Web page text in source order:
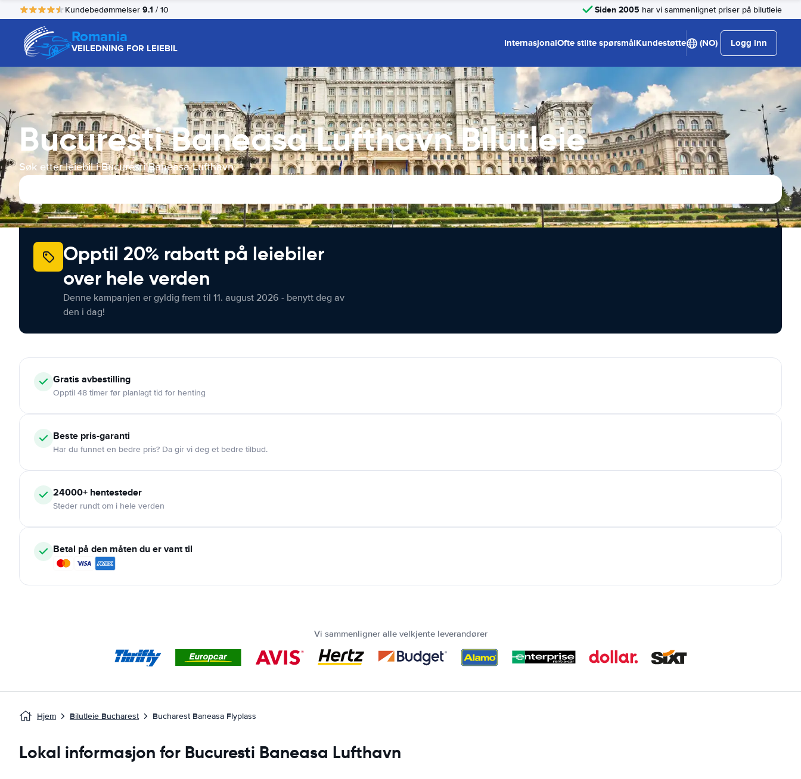
Kundebedømmelser 9.1 / 10 Siden 2005 har vi sammenlignet priser på bilutleie
Romania
VEILEDNING FOR LEIEBIL InternasjonalOfte stilte spørsmålKundestøtte (NO) Logg inn
Bucuresti Baneasa Lufthavn Bilutleie
Søk etter leiebil i Bucuresti Baneasa Lufthavn
Opptil 20% rabatt på leiebiler
over hele verden
Denne kampanjen er gyldig frem til 11. august 2026 - benytt deg av
den i dag!
Gratis avbestilling
Opptil 48 timer før planlagt tid for henting
Beste pris-garanti
Har du funnet en bedre pris? Da gir vi deg et bedre tilbud.
24000+ hentesteder
Steder rundt om i hele verden
Betal på den måten du er vant til
Vi sammenligner alle velkjente leverandører
Hjem Bilutleie Bucharest Bucharest Baneasa Flyplass
Lokal informasjon for Bucuresti Baneasa Lufthavn